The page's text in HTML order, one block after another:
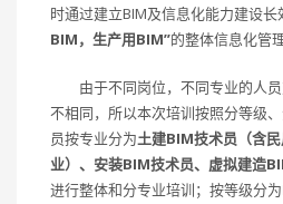
时通过建立BIM及信息化能力建设
BIM，生产用BIM”的整体信息化管
由于不同岗位，不同专业的人
不相同，所以本次培训按照分等级
员按专业分为土建BIM技术员（含
业）、安装BIM技术员、虚拟建造
进行整体和分专业培训；按等级分为